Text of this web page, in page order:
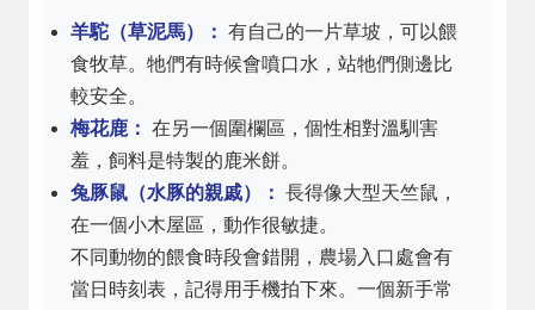
羊駝（草泥馬）： 有自己的一片草坡，可以餵
食牧草。牠們有時候會噴口水，站牠們側邊比
較安全。
梅花鹿： 在另一個圍欄區，個性相對溫馴害
羞，飼料是特製的鹿米餅。
兔豚鼠（水豚的親戚）： 長得像大型天竺鼠，
在一個小木屋區，動作很敏捷。
不同動物的餵食時段會錯開，農場入口處會有
當日時刻表，記得用手機拍下來。一個新手常